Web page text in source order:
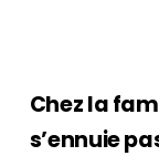
Chez la
s’ennuie